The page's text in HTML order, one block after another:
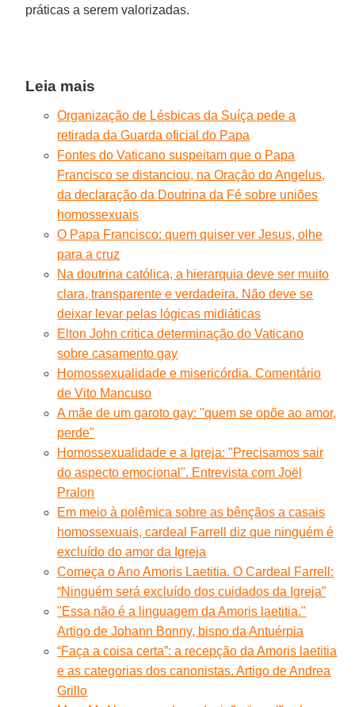
práticas a serem valorizadas.
Leia mais
Organização de Lésbicas da Suíça pede a
retirada da Guarda oficial do Papa
Fontes do Vaticano suspeitam que o Papa
Francisco se distanciou, na Oração do Angelus,
da declaração da Doutrina da Fé sobre uniões
homossexuais
O Papa Francisco: quem quiser ver Jesus, olhe
para a cruz
Na doutrina católica, a hierarquia deve ser muito
clara, transparente e verdadeira. Não deve se
deixar levar pelas lógicas midiáticas
Elton John critica determinação do Vaticano
sobre casamento gay
Homossexualidade e misericórdia. Comentário
de Vito Mancuso
A mãe de um garoto gay: "quem se opõe ao amor,
perde"
Homossexualidade e a Igreja: "Precisamos sair
do aspecto emocional". Entrevista com Joël
Pralon
Em meio à polêmica sobre as bênçãos a casais
homossexuais, cardeal Farrell diz que ninguém é
excluído do amor da Igreja
Começa o Ano Amoris Laetitia. O Cardeal Farrell:
“Ninguém será excluído dos cuidados da Igreja”
"Essa não é a linguagem da Amoris laetitia."
Artigo de Johann Bonny, bispo da Antuérpia
“Faça a coisa certa”: a recepção da Amoris laetitia
e as categorias dos canonistas. Artigo de Andrea
Grillo